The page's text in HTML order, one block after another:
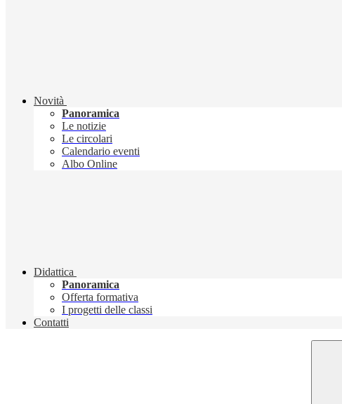
Novità
Panoramica
Le notizie
Le circolari
Calendario eventi
Albo Online
Didattica
Panoramica
Offerta formativa
I progetti delle classi
Contatti